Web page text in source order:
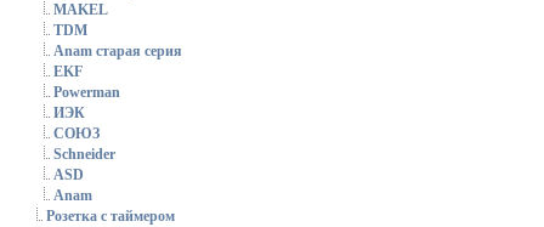
MAKEL
TDM
Anam старая серия
EKF
Powerman
ИЭК
СОЮЗ
Schneider
ASD
Anam
Розетка с таймером